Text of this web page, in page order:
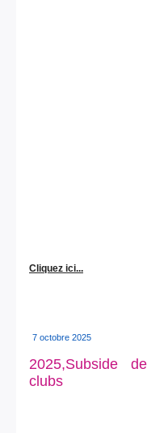
Cliquez ici...
7 octobre 2025
2025,Subside
clubs